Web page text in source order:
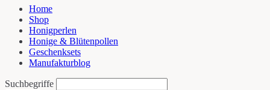
Home
Shop
Honigperlen
Honige & Blütenpollen
Geschenksets
Manufakturblog
Suchbegriffe